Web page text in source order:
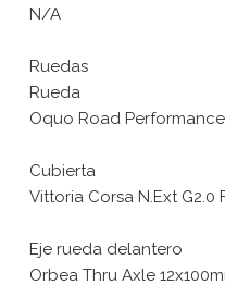
N/A
Ruedas
Rueda
Oquo Road Performance
Cubierta
Vittoria Corsa N.Ext
Eje rueda delantero
Orbea Thru Axle